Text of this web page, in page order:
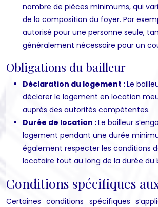
nombre de pièces minimums, qui
de la composition du foyer. Par
autorisé pour une personne seule,
généralement nécessaire pour un
Obligations du bailleur
Déclaration du logement :Le
déclarer le logement en location
auprès des autorités compétentes.
Durée de location :Le bailleur
logement pendant une durée
également respecter les conditions
locataire tout au long de la durée du
Conditions spécifiques
Certaines conditions spécifiques